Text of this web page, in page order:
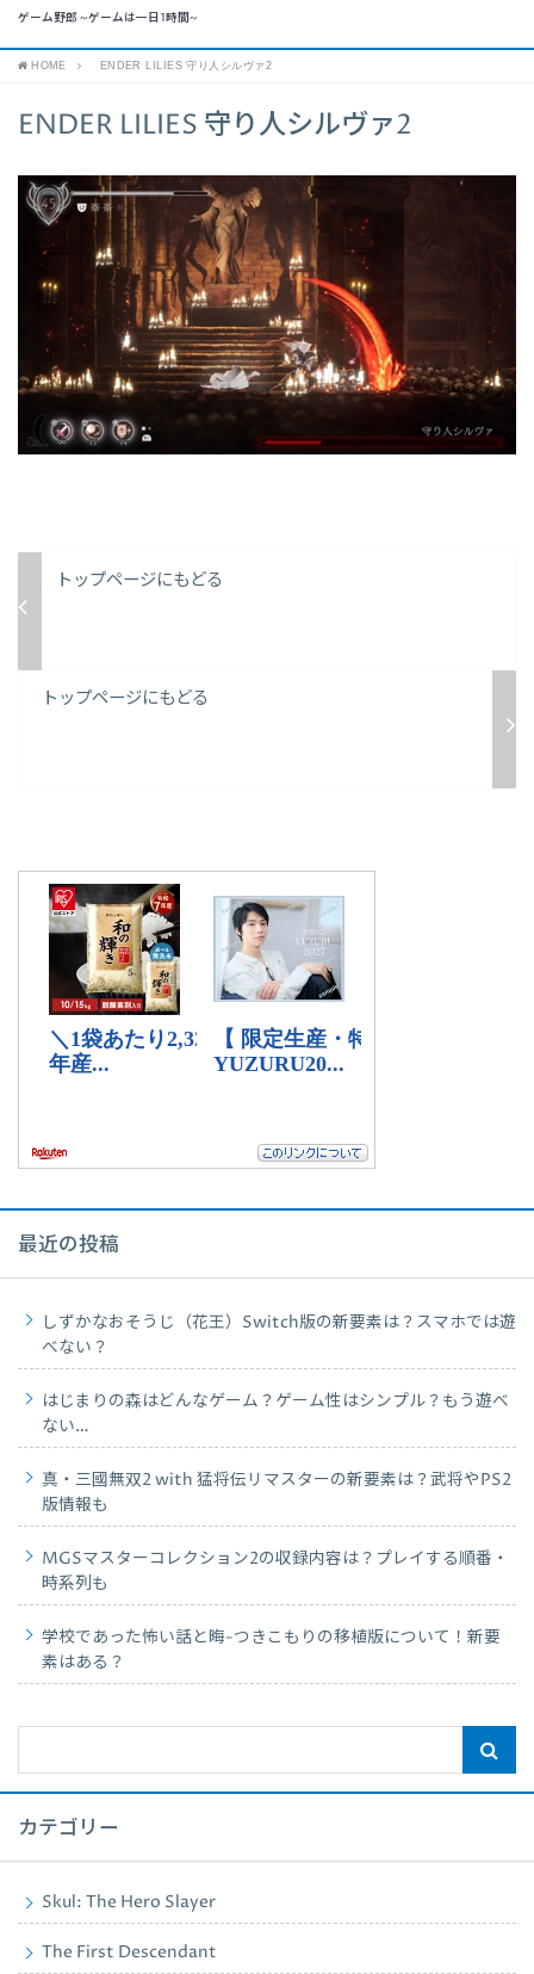
ゲーム野郎 ~ゲームは一日1時間~
HOME ENDER LILIES 守り人シルヴァ2
ENDER LILIES 守り人シルヴァ2
トップページにもどる
トップページにもどる
最近の投稿
しずかなおそうじ（花王）Switch版の新要素は？スマホでは遊
べない？
はじまりの森はどんなゲーム？ゲーム性はシンプル？もう遊べ
ない…
真・三國無双2 with 猛将伝リマスターの新要素は？武将やPS2
版情報も
MGSマスターコレクション2の収録内容は？プレイする順番・
時系列も
学校であった怖い話と晦-つきこもりの移植版について！新要
素はある？
カテゴリー
Skul: The Hero Slayer
The First Descendant